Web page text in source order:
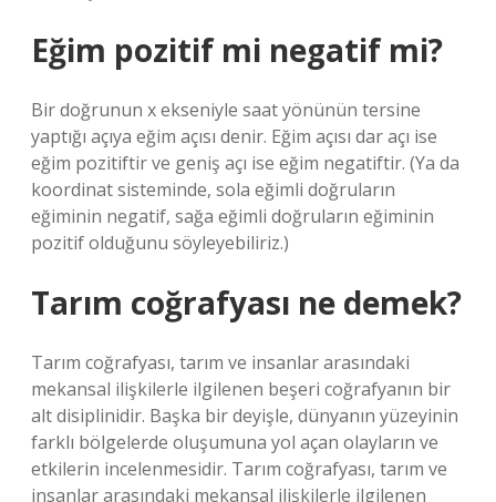
Eğim pozitif mi negatif mi?
Bir doğrunun x ekseniyle saat yönünün tersine
yaptığı açıya eğim açısı denir. Eğim açısı dar açı ise
eğim pozitiftir ve geniş açı ise eğim negatiftir. (Ya da
koordinat sisteminde, sola eğimli doğruların
eğiminin negatif, sağa eğimli doğruların eğiminin
pozitif olduğunu söyleyebiliriz.)
Tarım coğrafyası ne demek?
Tarım coğrafyası, tarım ve insanlar arasındaki
mekansal ilişkilerle ilgilenen beşeri coğrafyanın bir
alt disiplinidir. Başka bir deyişle, dünyanın yüzeyinin
farklı bölgelerde oluşumuna yol açan olayların ve
etkilerin incelenmesidir. Tarım coğrafyası, tarım ve
insanlar arasındaki mekansal ilişkilerle ilgilenen